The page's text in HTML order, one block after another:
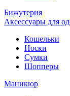
Бижутерия
Аксессуары для
Кошельки
Носки
Сумки
Шопперы
Маникюр